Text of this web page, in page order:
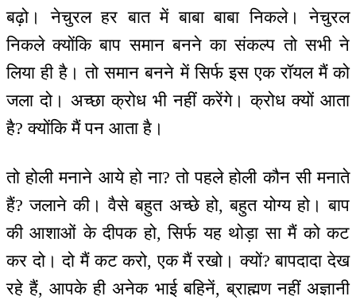
बढ़ो। नेचुरल हर बात में बाबा बाबा निकले। नेचुरल
निकले क्योंकि बाप समान बनने का संकल्प तो सभी ने
लिया ही है। तो समान बनने में सिर्फ इस एक रॉयल मैं को
जला दो। अच्छा क्रोध भी नहीं करेंगे। क्रोध क्यों आता
है? क्योंकि मैं पन आता है।
तो होली मनाने आये हो ना? तो पहले होली कौन सी मनाते
हैं? जलाने की। वैसे बहुत अच्छे हो, बहुत योग्य हो। बाप
की आशाओं के दीपक हो, सिर्फ यह थोड़ा सा मैं को कट
कर दो। दो मैं कट करो, एक मैं रखो। क्यों? बापदादा देख
रहे हैं, आपके ही अनेक भाई बहिनें, ब्राह्मण नहीं अज्ञानी